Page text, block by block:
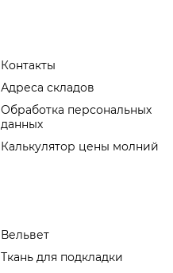
Контакты
Адреса складов
Обработка персональных
данных
Калькулятор цены молний
Вельвет
Ткань для подкладки